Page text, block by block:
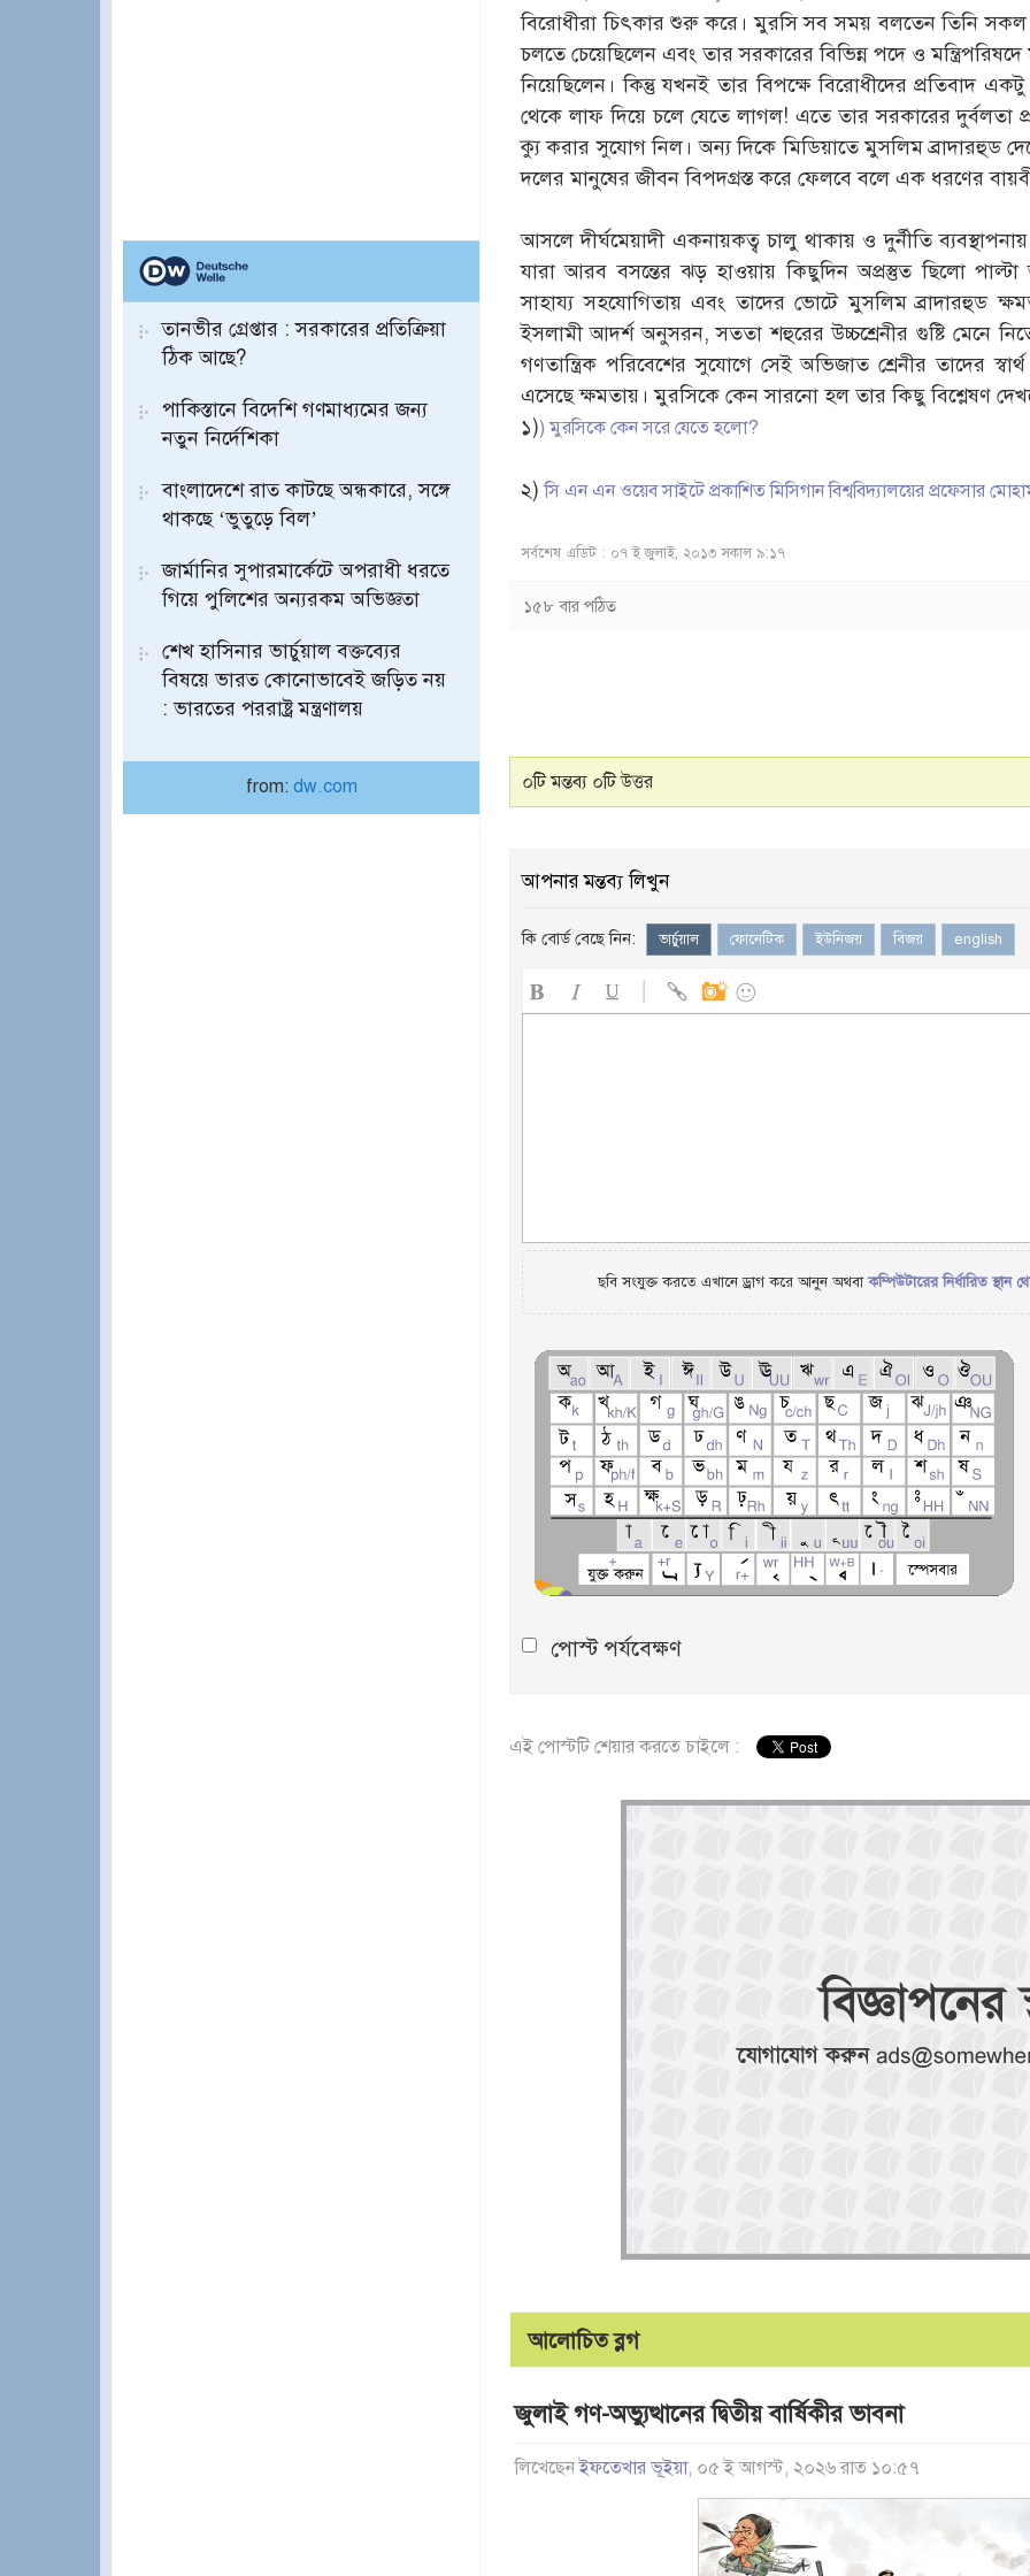
তানভীর গ্রেপ্তার : সরকারের প্রতিক্রিয়া
ঠিক আছে?
পাকিস্তানে বিদেশি গণমাধ্যমের জন্য
নতুন নির্দেশিকা
বাংলাদেশে রাত কাটছে অন্ধকারে, সঙ্গে
থাকছে ‘ভুতুড়ে বিল’
জার্মানির সুপারমার্কেটে অপরাধী ধরতে
গিয়ে পুলিশের অন্যরকম অভিজ্ঞতা
শেখ হাসিনার ভার্চুয়াল বক্তব্যের
বিষয়ে ভারত কোনোভাবেই জড়িত নয়
: ভারতের পররাষ্ট্র মন্ত্রণালয়
from: dw.com
বিরোধীরা চিৎকার শুরু করে। মুরসি সব সময় বলতেন তিনি সকল
চলতে চেয়েছিলেন এবং তার সরকারের বিভিন্ন পদে ও
নিয়েছিলেন। কিন্তু যখনই তার বিপক্ষে বিরোধীদের
থেকে লাফ দিয়ে চলে যেতে লাগল! এতে তার সরকারের দুর্বলতা
ক্যু করার সুযোগ নিল। অন্য দিকে মিডিয়াতে মুসলিম ব্রাদারহুড
দলের মানুষের জীবন বিপদগ্রস্ত করে ফেলবে বলে এক ধরণের
আসলে দীর্ঘমেয়াদী একনায়কত্ব চালু থাকায় ও দুর্নীতি
যারা আরব বসন্তের ঝড় হাওয়ায় কিছুদিন অপ্রস্তুত ছিলো
সাহায্য সহযোগিতায় এবং তাদের ভোটে মুসলিম ব্রাদারহুড
ইসলামী আদর্শ অনুসরন, সততা শহুরের উচ্চশ্রেনীর গুষ্টি মেনে
গণতান্ত্রিক পরিবেশের সুযোগে সেই অভিজাত শ্রেনীর তাদের
এসেছে ক্ষমতায়। মুরসিকে কেন সারনো হল তার কিছু বিশ্লেষণ
১)) মুরসিকে কেন সরে যেতে হলো?
২)সি এন এন ওয়েব সাইটে প্রকাশিত মিসিগান বিশ্ববিদ্যালয়ের প্রফেসার
সর্বশেষ এডিট : ০৭ ই জুলাই, ২০১৩ সকাল ৯:১৭
১৫৮ বার পঠিত
০টি মন্তব্য ০টি উত্তর
আপনার মন্তব্য লিখুন
কি বোর্ড বেছে নিন: ভার্চুয়াল ফোনেটিক ইউনিজয় বিজয় english
ছবি সংযুক্ত করতে এখানে ড্রাগ করে আনুন অথবাকম্পিউটারের নির্ধারিত
পোস্ট পর্যবেক্ষণ
এই পোস্টটি শেয়ার করতে চাইলে :
আলোচিত ব্লগ
জুলাই গণ-অভ্যুত্থানের দ্বিতীয় বার্ষিকীর ভাবনা
লিখেছেনইফতেখার ভূইয়া, ০৫ ই আগস্ট, ২০২৬ রাত ১০:৫৭